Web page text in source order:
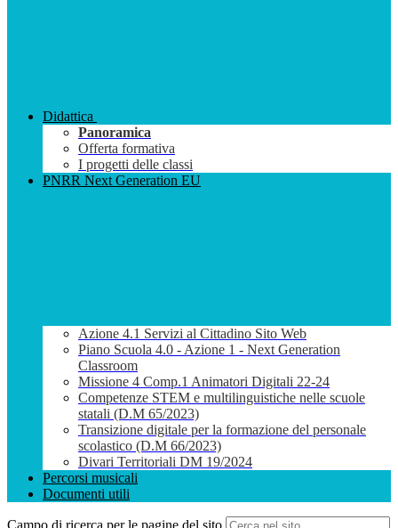
Didattica
Panoramica
Offerta formativa
I progetti delle classi
PNRR Next Generation EU
Azione 4.1 Servizi al Cittadino Sito Web
Piano Scuola 4.0 - Azione 1 - Next Generation
Classroom
Missione 4 Comp.1 Animatori Digitali 22-24
Competenze STEM e multilinguistiche nelle scuole
statali (D.M 65/2023)
Transizione digitale per la formazione del personale
scolastico (D.M 66/2023)
Divari Territoriali DM 19/2024
Percorsi musicali
Documenti utili